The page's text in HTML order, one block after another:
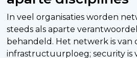
In veel organisaties worden
steeds als aparte
behandeld. Het netwerk is van
infrastructuurploeg; security is